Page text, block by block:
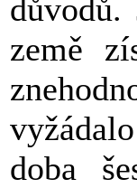
země
doba